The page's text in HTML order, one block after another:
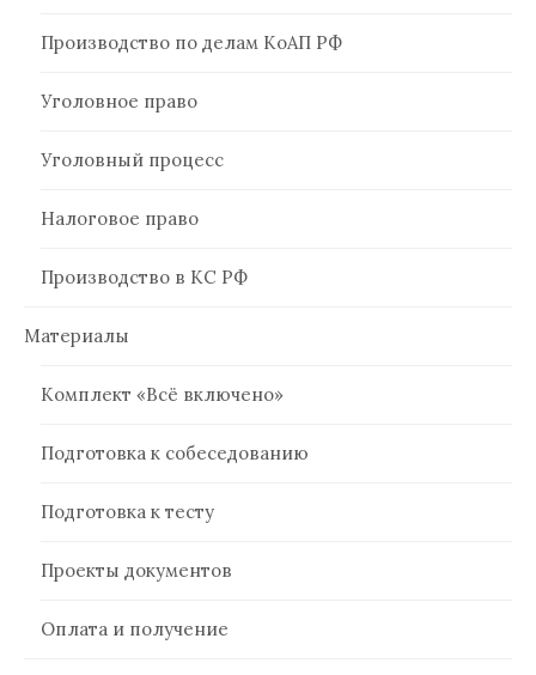
Производство по делам КоАП РФ
Уголовное право
Уголовный процесс
Налоговое право
Производство в КС РФ
Материалы
Комплект «Всё включено»
Подготовка к собеседованию
Подготовка к тесту
Проекты документов
Оплата и получение